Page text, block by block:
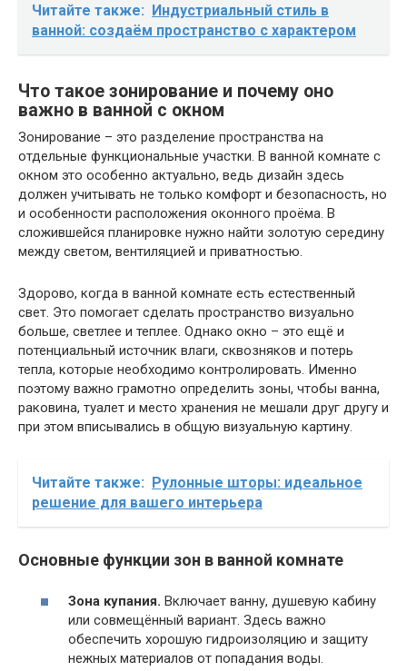
Читайте также: Индустриальный стиль в
ванной: создаём пространство с характером
Что такое зонирование и почему оно
важно в ванной с окном
Зонирование – это разделение пространства на
отдельные функциональные участки. В ванной комнате с
окном это особенно актуально, ведь дизайн здесь
должен учитывать не только комфорт и безопасность, но
и особенности расположения оконного проёма. В
сложившейся планировке нужно найти золотую середину
между светом, вентиляцией и приватностью.
Здорово, когда в ванной комнате есть естественный
свет. Это помогает сделать пространство визуально
больше, светлее и теплее. Однако окно – это ещё и
потенциальный источник влаги, сквозняков и потерь
тепла, которые необходимо контролировать. Именно
поэтому важно грамотно определить зоны, чтобы ванна,
раковина, туалет и место хранения не мешали друг другу и
при этом вписывались в общую визуальную картину.
Читайте также:
Рулонные шторы: идеальное
решение для вашего интерьера
Основные функции зон в ванной комнате
Зона купания. Включает ванну, душевую кабину
или совмещённый вариант. Здесь важно
обеспечить хорошую гидроизоляцию и защиту
нежных материалов от попадания воды.